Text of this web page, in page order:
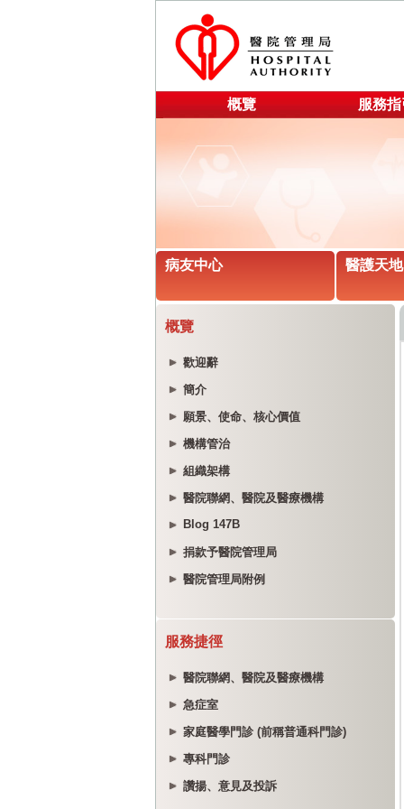
概覽 服務
病友中心 醫護天地
概覽
歡迎辭
簡介
願景、使命、核心價值
機構管治
組織架構
醫院聯網、醫院及醫療機構
Blog 147B
捐款予醫院管理局
醫院管理局附例
服務捷徑
醫院聯網、醫院及醫療機構
急症室
家庭醫學門診 (前稱普通科門診)
專科門診
讚揚、意見及投訴